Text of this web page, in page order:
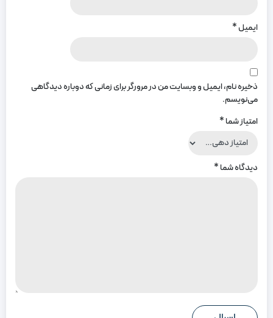
ایمیل*
ذخیره نام، ایمیل و وبسایت من در مرورگر برای زمانی که دوباره دیدگاهی
می‌نویسم.
امتیاز شما*
دیدگاه شما*